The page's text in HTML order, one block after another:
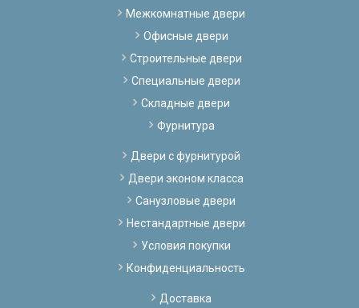
Межкомнатные двери
Офисные двери
Строительные двери
Специальные двери
Складные двери
Фурнитура
Двери с фурнитурой
Двери эконом класса
Санузловые двери
Нестандартные двери
Условия покупки
Конфиденциальность
Доставка